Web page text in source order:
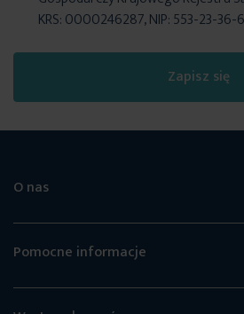
Zapisz się
KRS: 0000246287, NIP: 553-23-36-
O nas
Pomocne informacje